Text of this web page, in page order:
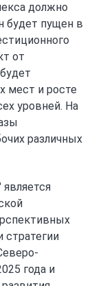
должно
будет пущен в
от
мест и росте
уровней. На
различных
стратегии
года и